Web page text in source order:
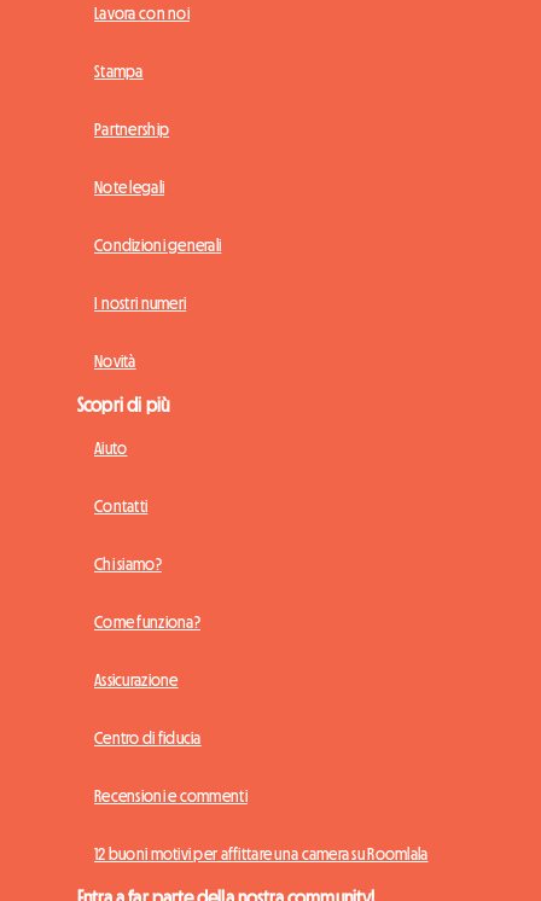
Lavora con noi
Stampa
Partnership
Note legali
Condizioni generali
I nostri numeri
Novità
Scopri di più
Aiuto
Contatti
Chi siamo?
Come funziona?
Assicurazione
Centro di fiducia
Recensioni e commenti
12 buoni motivi per affittare una camera su Roomlala